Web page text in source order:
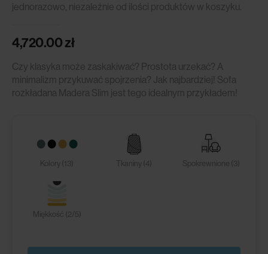
jednorazowo, niezależnie od ilości produktów w koszyku.
4,720.00zł
Czy klasyka może zaskakiwać? Prostota urzekać? A
minimalizm przykuwać spojrzenia? Jak najbardziej! Sofa
rozkładana Madera Slim jest tego idealnym przykładem!
Kolory (13) Tkaniny (4) Spokrewnione (3)
Miękkość (2/5)